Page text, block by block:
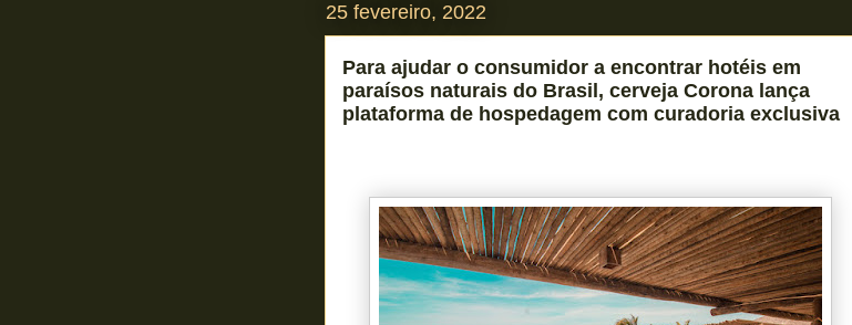
25 fevereiro, 2022
Para ajudar o consumidor a encontrar hotéis em
paraísos naturais do Brasil, cerveja Corona lança
plataforma de hospedagem com curadoria exclusiva